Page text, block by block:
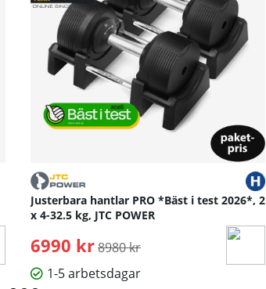
Justerbara hantlar PRO *Bäst i test 2026*, 2
x 4-32.5 kg, JTC POWER
6990 kr Ordinarie pris:
8980 kr
1-5 arbetsdagar